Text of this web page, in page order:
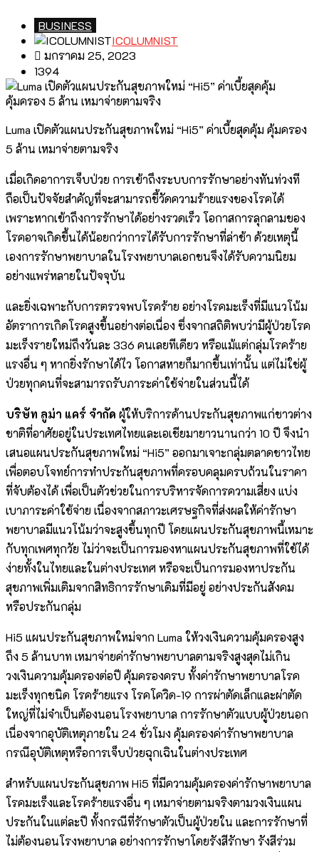
BUSINESS
ICOLUMNIST
มกราคม 25, 2023
1394
Luma เปิดตัวแผนประกันสุขภาพใหม่ “Hi5” ค่าเบี้ยสุดคุ้ม คุ้มครอง
5 ล้าน เหมาจ่ายตามจริง
เมื่อเกิดอาการเจ็บป่วย การเข้าถึงระบบการรักษาอย่างทันท่วงที
ถือเป็นปัจจัยสำคัญที่จะสามารถชี้วัดความร้ายแรงของโรคได้
เพราะหากเข้าถึงการรักษาได้อย่างรวดเร็ว โอกาสการลุกลามของ
โรคอาจเกิดขึ้นได้น้อยกว่าการได้รับการรักษาที่ล่าช้า ด้วยเหตุนี้
เองการรักษาพยาบาลในโรงพยาบาลเอกชนจึงได้รับความนิยม
อย่างแพร่หลายในปัจจุบัน
และยิ่งเฉพาะกับการตรวจพบโรคร้าย อย่างโรคมะเร็งที่มีแนวโน้ม
อัตราการเกิดโรคสูงขึ้นอย่างต่อเนื่อง ซึ่งจากสถิติพบว่ามีผู้ป่วยโรค
มะเร็งรายใหม่ถึงวันละ 336 คนเลยทีเดียว หรือแม้แต่กลุ่มโรคร้าย
แรงอื่น ๆ หากยิ่งรักษาได้ไว โอกาสหายก็มากขึ้นเท่านั้น แต่ไม่ใช่ผู้
ป่วยทุกคนที่จะสามารถรับภาระค่าใช้จ่ายในส่วนนี้ได้
บริษัท ลูม่า แคร์ จำกัด ผู้ให้บริการด้านประกันสุขภาพแก่ชาวต่าง
ชาติที่อาศัยอยู่ในประเทศไทยและเอเชียมายาวนานกว่า 10 ปี จึงนำ
เสนอแผนประกันสุขภาพใหม่ “Hi5” ออกมาเจาะกลุ่มตลาดชาวไทย
เพื่อตอบโจทย์การทำประกันสุขภาพที่ครอบคลุมครบถ้วนในราคา
ที่จับต้องได้ เพื่อเป็นตัวช่วยในการบริหารจัดการความเสี่ยง แบ่ง
เบาภาระค่าใช้จ่าย เนื่องจากสภาวะเศรษฐกิจที่ส่งผลให้ค่ารักษา
พยาบาลมีแนวโน้มว่าจะสูงขึ้นทุกปี โดยแผนประกันสุขภาพนี้เหมาะ
กับทุกเพศทุกวัย ไม่ว่าจะเป็นการมองหาแผนประกันสุขภาพที่ใช้ได้
ง่ายทั้งในไทยและในต่างประเทศ หรือจะเป็นการมองหาประกัน
สุขภาพเพิ่มเติมจากสิทธิการรักษาเดิมที่มีอยู่ อย่างประกันสังคม
หรือประกันกลุ่ม
Hi5 แผนประกันสุขภาพใหม่จาก Luma ให้วงเงินความคุ้มครองสูง
ถึง 5 ล้านบาท เหมาจ่ายค่ารักษาพยาบาลตามจริงสูงสุดไม่เกิน
วงเงินความคุ้มครองต่อปี คุ้มครองครบ ทั้งค่ารักษาพยาบาลโรค
มะเร็งทุกชนิด โรคร้ายแรง โรคโควิด-19 การผ่าตัดเล็กและผ่าตัด
ใหญ่ที่ไม่จำเป็นต้องนอนโรงพยาบาล การรักษาตัวแบบผู้ป่วยนอก
เนื่องจากอุบัติเหตุภายใน 24 ชั่วโมง คุ้มครองค่ารักษาพยาบาล
กรณีอุบัติเหตุหรือการเจ็บป่วยฉุกเฉินในต่างประเทศ
สำหรับแผนประกันสุขภาพ Hi5 ที่มีความคุ้มครองค่ารักษาพยาบาล
โรคมะเร็งและโรคร้ายแรงอื่น ๆ เหมาจ่ายตามจริงตามวงเงินแผน
ประกันในแต่ละปี ทั้งกรณีที่รักษาตัวเป็นผู้ป่วยใน และการรักษาที่
ไม่ต้องนอนโรงพยาบาล อย่างการรักษาโดยรังสีรักษา รังสีร่วม